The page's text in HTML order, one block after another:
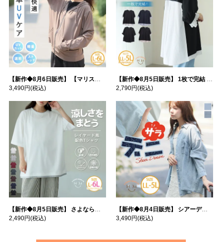
【新作◆8月6日販売】 【マリスポーツ】 運動初心者さんのための フード付き パーカー | 大きいサイズの通販ならハッピーマリリン
3,490円(税込)
【新作◆8月5日販売】 1枚で完結 袖口＆バック フハク使い トップス | 大きいサイズの通販ならハッピーマリリン
2,790円(税込)
【新作◆8月5日販売】 さよなら猛暑 涼しさを着る 遮熱 接触冷感 吸水・速乾 五分袖 コンフォートメッシュ 配色レイヤード 風ゆる Tシャツ | 大きいサイズの通販ならハッピーマリリン
2,490円(税込)
【新作◆8月4日販売】 シアーデニムで お洒落に肌隠し | 大きいサイズの通販ならハッピーマリリン
3,490円(税込)